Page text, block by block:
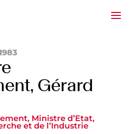
Gérard
Ministre d’Etat,
et de l’Industrie